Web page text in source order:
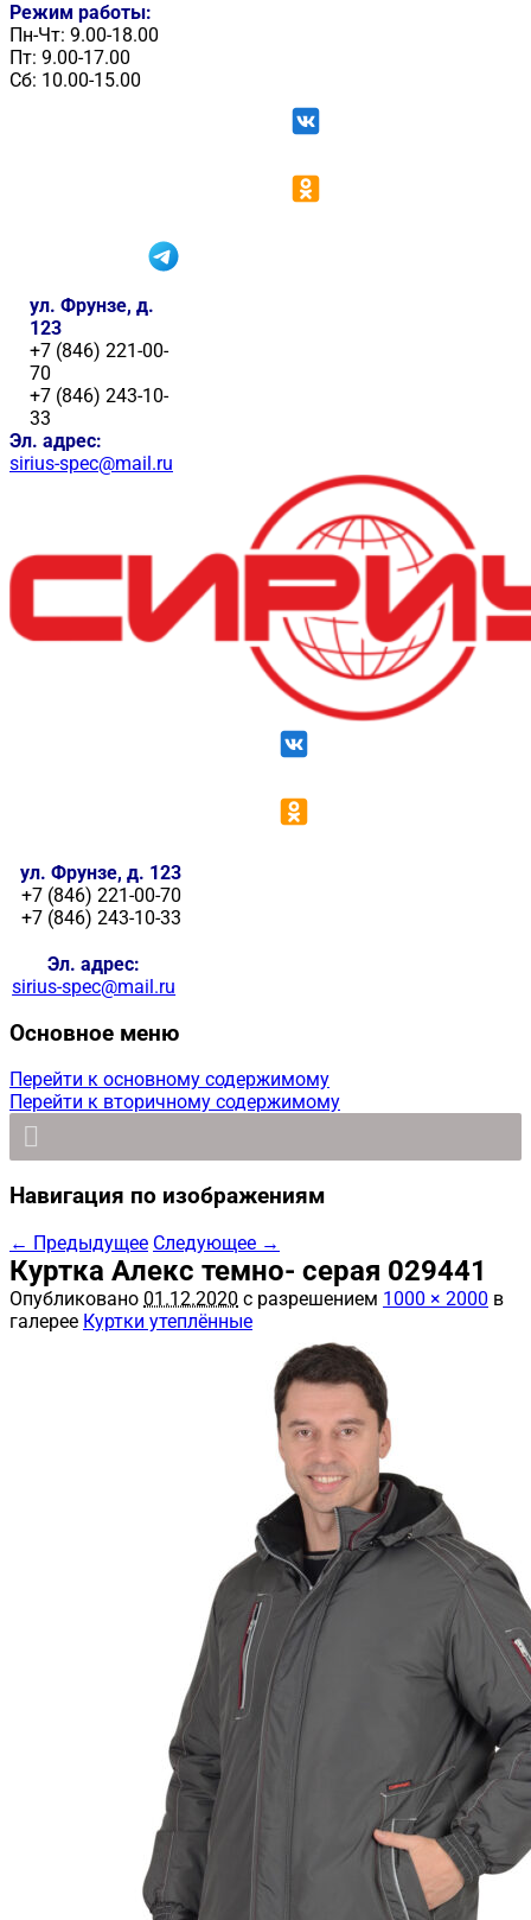
Режим работы:
Пн-Чт: 9.00-18.00
Пт: 9.00-17.00
Сб: 10.00-15.00
ул. Фрунзе, д.
123
+7 (846) 221-00-
70
+7 (846) 243-10-
33
Эл. адрес:
sirius-spec@mail.ru
ул. Фрунзе, д. 123
+7 (846) 221-00-70
+7 (846) 243-10-33
Эл. адрес:
sirius-spec@mail.ru
Основное меню
Перейти к основному содержимому
Перейти к вторичному содержимому
Навигация по изображениям
← Предыдущее Следующее →
Куртка Алекс темно- серая 029441
Опубликовано 01.12.2020 с разрешением 1000 × 2000 в
галерее Куртки утеплённые